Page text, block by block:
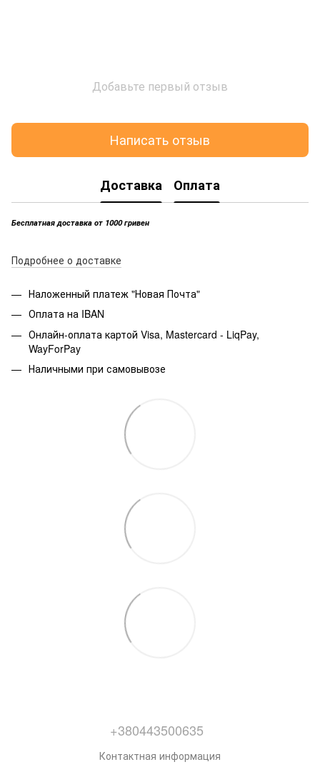
Добавьте первый отзыв
Написать отзыв
Доставка Оплата
Бесплатная доставка от 1000 гривен
Подробнее о доставке
Наложенный платеж "Новая Почта"
Оплата на IBAN
Онлайн-оплата картой Visa, Mastercard - LiqPay,
WayForPay
Наличными при самовывозе
+380443500635
Контактная информация